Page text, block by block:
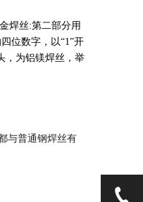
焊丝:第二部分用
位数字，以“1”开
，为铝镁焊丝，举
与普通钢焊丝有